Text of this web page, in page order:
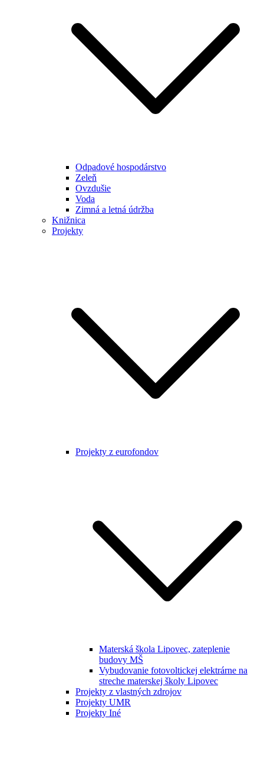
Odpadové hospodárstvo
Zeleň
Ovzdušie
Voda
Zimná a letná údržba
Knižnica
Projekty
Projekty z eurofondov
Materská škola Lipovec, zateplenie
budovy MŠ
Vybudovanie fotovoltickej elektrárne na
streche materskej školy Lipovec
Projekty z vlastných zdrojov
Projekty UMR
Projekty Iné